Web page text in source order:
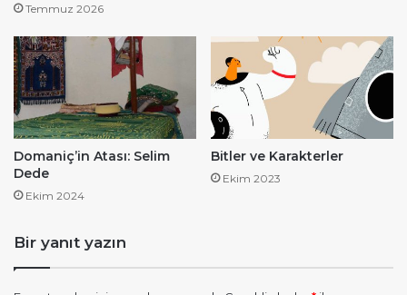
Temmuz 2026
Domaniç’in Atası: Selim
Dede
Ekim 2024
Bitler ve Karakterler
Ekim 2023
Bir yanıt yazın